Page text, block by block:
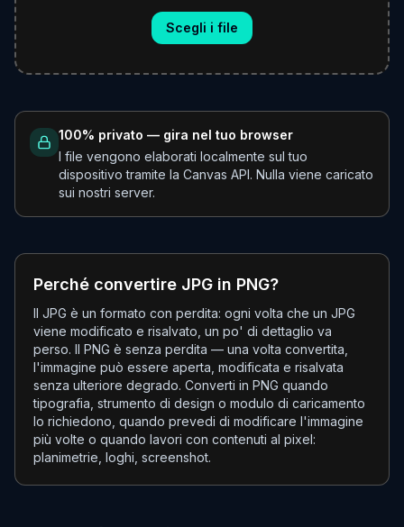
Scegli i file
100% privato — gira nel tuo browser
I file vengono elaborati localmente sul tuo
dispositivo tramite la Canvas API. Nulla viene caricato
sui nostri server.
Perché convertire JPG in PNG?
Il JPG è un formato con perdita: ogni volta che un JPG
viene modificato e risalvato, un po' di dettaglio va
perso. Il PNG è senza perdita — una volta convertita,
l'immagine può essere aperta, modificata e risalvata
senza ulteriore degrado. Converti in PNG quando
tipografia, strumento di design o modulo di caricamento
lo richiedono, quando prevedi di modificare l'immagine
più volte o quando lavori con contenuti al pixel:
planimetrie, loghi, screenshot.